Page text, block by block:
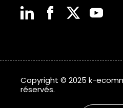
Copyright © 2025 k-
réservés.